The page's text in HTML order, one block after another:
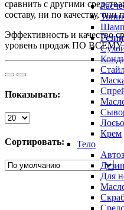
Крем
Тело
Для
сравнить с другими
составу, ни по качеству,
Эффективность и качество
уровень продаж ПО
Показывать:
Сортировать: